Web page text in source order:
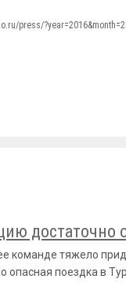
press/
достаточно
команде тяжело
опасная поездка в